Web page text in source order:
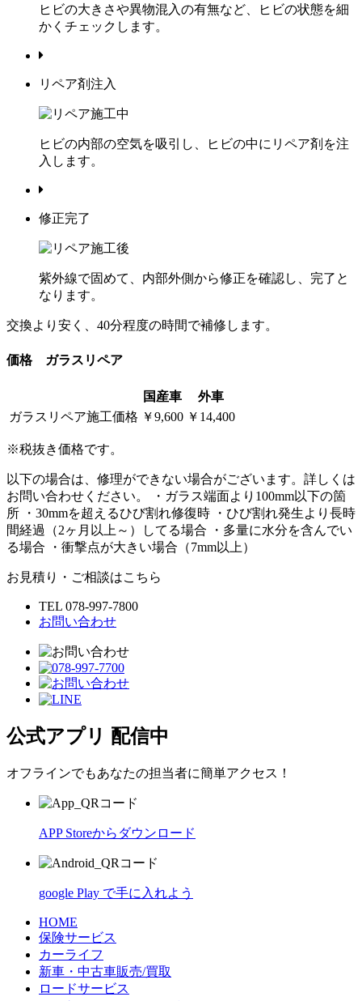
ヒビの大きさや異物混入の有無など、ヒビの状態を細
かくチェックします。
リペア剤注入
ヒビの内部の空気を吸引し、ヒビの中にリペア剤を注
入します。
修正完了
紫外線で固めて、内部外側から修正を確認し、完了と
なります。
交換より安く、40分程度の時間で補修します。
価格 ガラスリペア
国産車
外車
ガラスリペア施工価格 ￥9,600 ￥14,400
※税抜き価格です。
以下の場合は、修理ができない場合がございます。詳しくは
お問い合わせください。 ・ガラス端面より100mm以下の箇
所 ・30mmを超えるひび割れ修復時 ・ひび割れ発生より長時
間経過（2ヶ月以上～）してる場合 ・多量に水分を含んでい
る場合 ・衝撃点が大きい場合（7mm以上）
お見積り・ご相談はこちら
TEL 078-997-7800
お問い合わせ
公式アプリ 配信中
オフラインでもあなたの担当者に簡単アクセス！
APP Storeからダウンロード
google Play で手に入れよう
HOME
保険サービス
カーライフ
新車・中古車販売/買取
ロードサービス